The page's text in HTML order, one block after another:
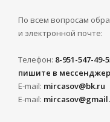
По всем вопросам
и электронной почте:
Телефон: 8-951-547-
пишите в
E-mail: mircasov@bk.ru
E-mail: